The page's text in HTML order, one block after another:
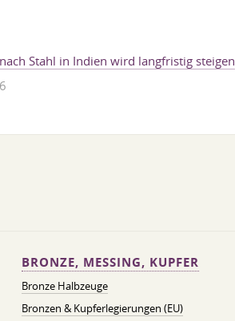
Stahl in Indien wird langfristig steigen
BRONZE, MESSING, KUPFER
Bronze Halbzeuge
Bronzen & Kupferlegierungen (EU)